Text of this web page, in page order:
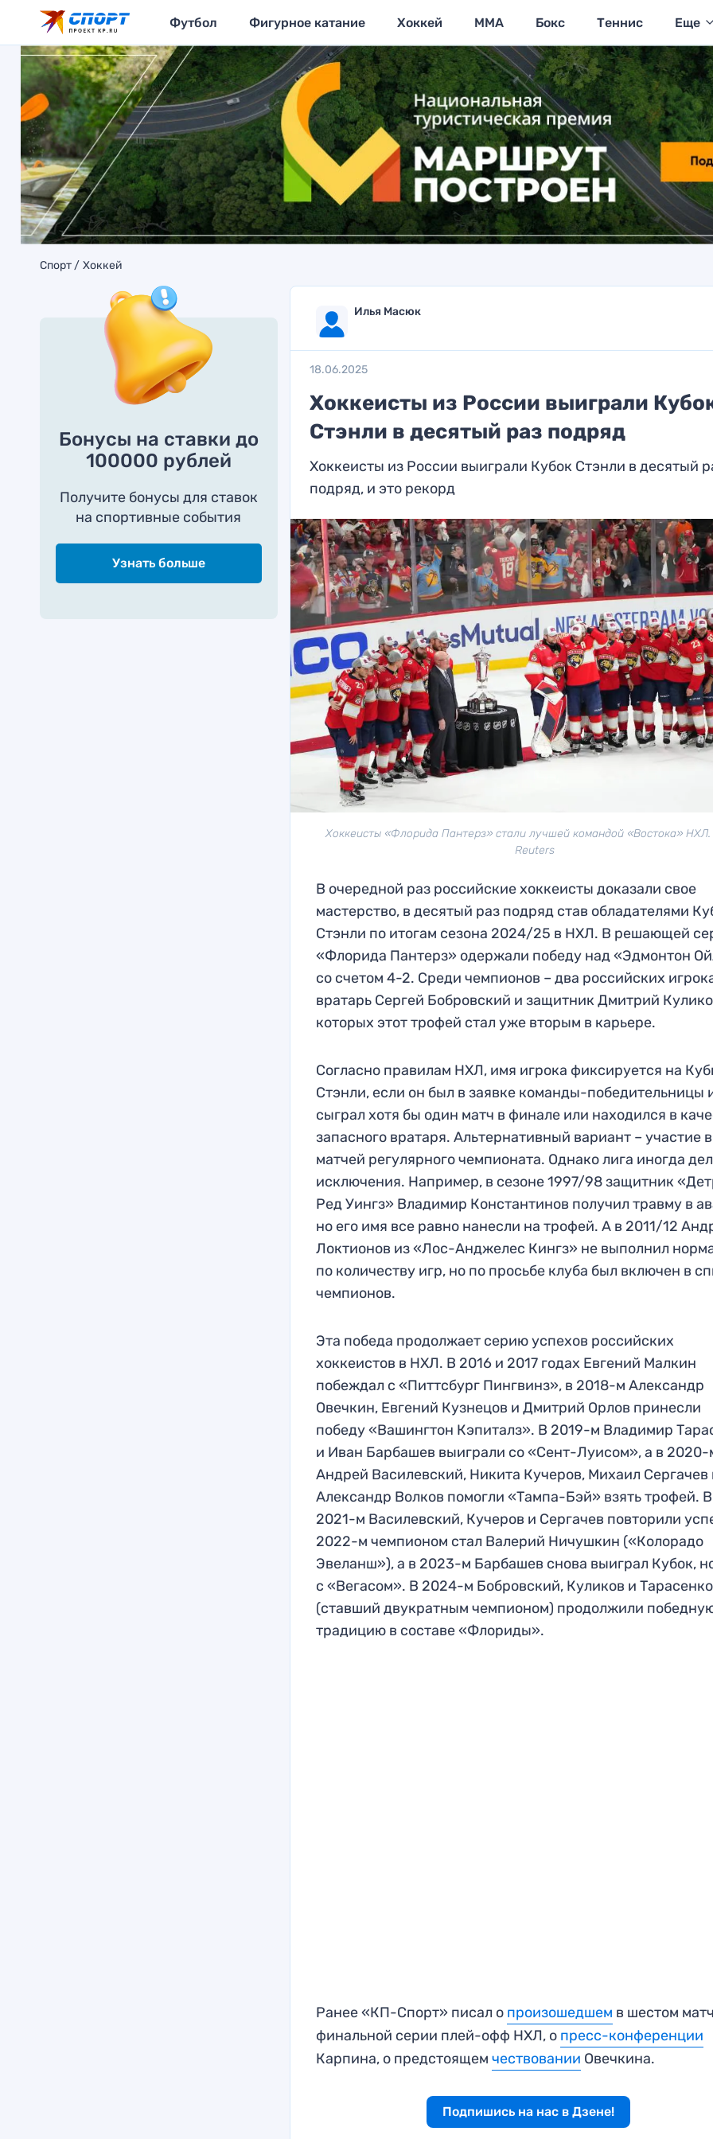
Футбол Фигурное катание Хоккей MMA Бокс Теннис Еще
Спорт Хоккей
Бонусы на ставки до
100000 рублей
Получите бонусы для ставок
на спортивные события
Узнать больше
Илья Масюк
18.06.2025
Хоккеисты из России выиграли
Стэнли в десятый раз подряд
Хоккеисты из России выиграли Кубок Стэнли в десятый
подряд, и это рекорд
Хоккеисты «Флорида Пантерз» стали лучшей командой «Востока»
Reuters
В очередной раз российские хоккеисты доказали свое
мастерство, в десятый раз подряд став обладателями
Стэнли по итогам сезона 2024/25 в НХЛ. В решающей
«Флорида Пантерз» одержали победу над «Эдмонтон
со счетом 4-2. Среди чемпионов – два российских
вратарь Сергей Бобровский и защитник Дмитрий
которых этот трофей стал уже вторым в карьере.
Согласно правилам НХЛ, имя игрока фиксируется на
Стэнли, если он был в заявке команды-победительницы
сыграл хотя бы один матч в финале или находился в
запасного вратаря. Альтернативный вариант – участие
матчей регулярного чемпионата. Однако лига иногда
исключения. Например, в сезоне 1997/98 защитник
Ред Уингз» Владимир Константинов получил травму в
но его имя все равно нанесли на трофей. А в 2011/12
Локтионов из «Лос-Анджелес Кингз» не выполнил
по количеству игр, но по просьбе клуба был включен в
чемпионов.
Эта победа продолжает серию успехов российских
хоккеистов в НХЛ. В 2016 и 2017 годах Евгений Малкин
побеждал с «Питтсбург Пингвинз», в 2018-м Александр
Овечкин, Евгений Кузнецов и Дмитрий Орлов принесли
победу «Вашингтон Кэпиталз». В 2019-м Владимир
и Иван Барбашев выиграли со «Сент-Луисом», а в
Андрей Василевский, Никита Кучеров, Михаил Сергачев
Александр Волков помогли «Тампа-Бэй» взять трофей. В
2021-м Василевский, Кучеров и Сергачев повторили
2022-м чемпионом стал Валерий Ничушкин («Колорадо
Эвеланш»), а в 2023-м Барбашев снова выиграл Кубок,
с «Вегасом». В 2024-м Бобровский, Куликов и Тарасенко
(ставший двукратным чемпионом) продолжили
традицию в составе «Флориды».
Ранее «КП-Спорт» писал о произошедшем в шестом
финальной серии плей-офф НХЛ, о пресс-конференции
Карпина, о предстоящемчествовании Овечкина.
Подпишись на нас в Дзене!